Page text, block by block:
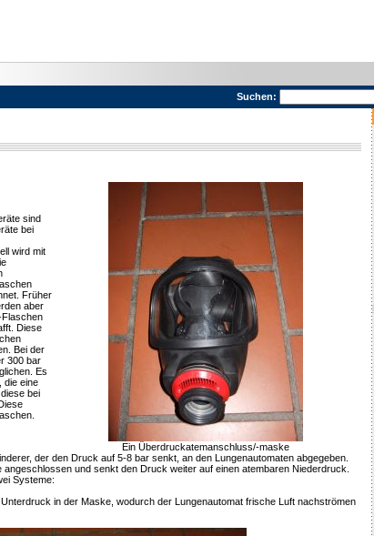
Suchen:
sind
bei
wird mit
Früher
aber
Diese
Bei der
300 bar
Es
die eine
bei
Ein Überdruckatemanschluss/-maske
der den Druck auf 5-8 bar senkt, an den Lungenautomaten abgegeben.
und senkt den Druck weiter auf einen atembaren Niederdruck.
Systeme:
in der Maske, wodurch der Lungenautomat frische Luft nachströmen